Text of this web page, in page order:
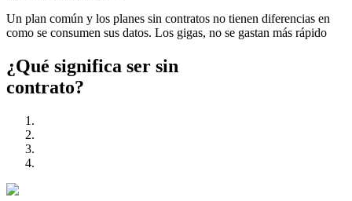
Un plan común y los planes sin contratos no tienen diferencias en
como se consumen sus datos. Los gigas, no se gastan más rápido
¿Qué significa ser sin
contrato?